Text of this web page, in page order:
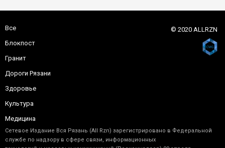
Все
Блокпост
Гранит
Дороги Рязани
Здоровье
Культура
Медицина
Сетевое Издание Вся Рязань (All Rzn) зарегистрировано в Федеральной
службе по надзору в сфере связи, информационных
© 2020 ALLRZN